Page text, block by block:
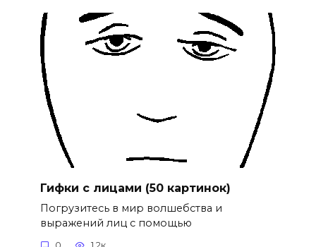
Гифки с лицами (50 картинок)
Погрузитесь в мир волшебства и
выражений лиц с помощью